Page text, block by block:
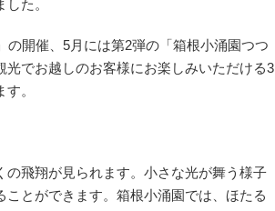
た。
開催、5月には第2弾の「箱根小涌園つつ
でお越しのお客様にお楽しみいただける3
。
飛翔が見られます。小さな光が舞う様子
とができます。箱根小涌園では、ほたる